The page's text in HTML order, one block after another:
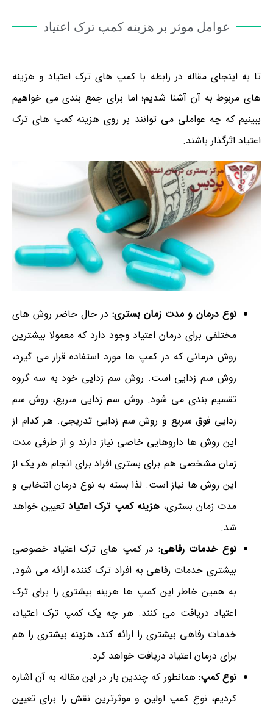
عوامل موثر بر هزینه کمپ ترک اعتیاد
تا به اینجای مقاله در رابطه با کمپ های ترک اعتیاد و هزینه
های مربوط به آن آشنا شدیم؛ اما برای جمع بندی می خواهیم
ببینیم که چه عواملی می توانند بر روی هزینه کمپ های ترک
اعتیاد اثرگذار باشند.
نوع درمان و مدت زمان بستری: در حال حاضر روش های
مختلفی برای درمان اعتیاد وجود دارد که معمولا بیشترین
روش درمانی که در کمپ ها مورد استفاده قرار می گیرد،
روش سم زدایی است. روش سم زدایی خود به سه گروه
تقسیم بندی می شود. روش سم زدایی سریع، روش سم
زدایی فوق سریع و روش سم زدایی تدریجی. هر کدام از
این روش ها داروهایی خاصی نیاز دارند و از طرفی مدت
زمان مشخصی هم برای بستری افراد برای انجام هر یک از
این روش ها نیاز است. لذا بسته به نوع درمان انتخابی و
مدت زمان بستری،هزینه کمپ ترک اعتیادتعیین خواهد
شد.
نوع خدمات رفاهی: در کمپ های ترک اعتیاد خصوصی
بیشتری خدمات رفاهی به افراد ترک کننده ارائه می شود.
به همین خاطر این کمپ ها هزینه بیشتری را برای ترک
اعتیاد دریافت می کنند. هر چه یک کمپ ترک اعتیاد،
خدمات رفاهی بیشتری را ارائه کند، هزینه بیشتری را هم
برای درمان اعتیاد دریافت خواهد کرد.
نوع کمپ: همانطور که چندین بار در این مقاله به آن اشاره
کردیم، نوع کمپ اولین و موثرترین نقش را برای تعیین